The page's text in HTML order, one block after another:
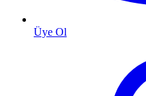
Üye Ol